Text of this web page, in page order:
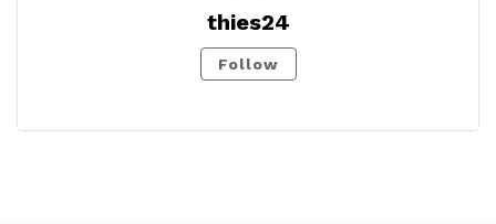
thies24
Follow